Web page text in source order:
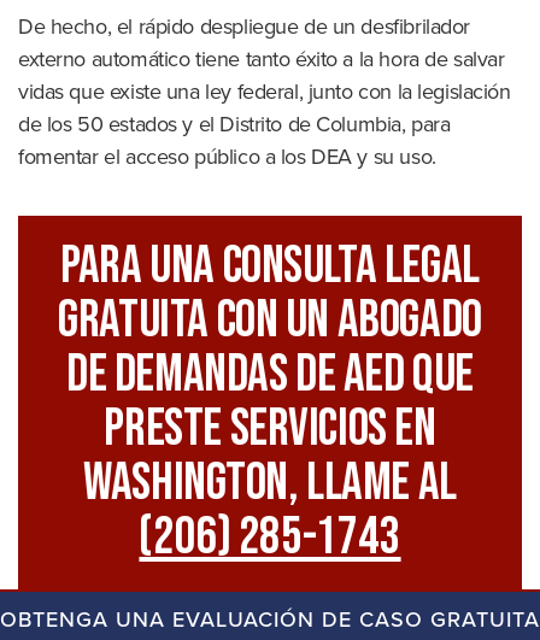
De hecho, el rápido despliegue de un desfibrilador
externo automático tiene tanto éxito a la hora de salvar
vidas que existe una ley federal, junto con la legislación
de los 50 estados y el Distrito de Columbia, para
fomentar el acceso público a los DEA y su uso.
Para Una Consulta Legal
GRATUITA Con Un Abogado
De Demandas De AED Que
Preste Servicios En
Washington, Llame Al
(206) 285-1743
OBTENGA UNA EVALUACIÓN DE CASO GRATUITA